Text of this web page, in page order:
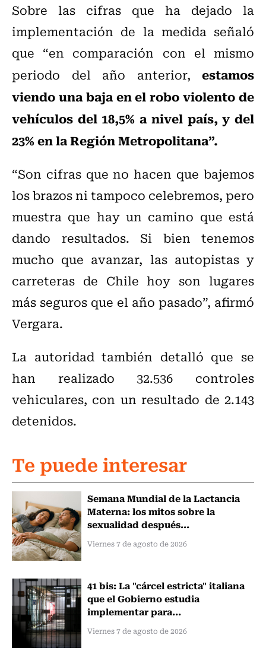
Sobre las cifras que ha dejado la
implementación de la medida señaló
que “en comparación con el mismo
periodo del año anterior, estamos
viendo una baja en el robo violento de
vehículos del 18,5% a nivel país, y del
23% en la Región Metropolitana”.
“Son cifras que no hacen que bajemos
los brazos ni tampoco celebremos, pero
muestra que hay un camino que está
dando resultados. Si bien tenemos
mucho que avanzar, las autopistas y
carreteras de Chile hoy son lugares
más seguros que el año pasado”, afirmó
Vergara.
La autoridad también detalló que se
han realizado 32.536 controles
vehiculares, con un resultado de 2.143
detenidos.
Te puede interesar
Semana Mundial de la Lactancia
Materna: los mitos sobre la
sexualidad después...
Viernes 7 de agosto de 2026
41 bis: La "cárcel estricta" italiana
que el Gobierno estudia
implementar para...
Viernes 7 de agosto de 2026